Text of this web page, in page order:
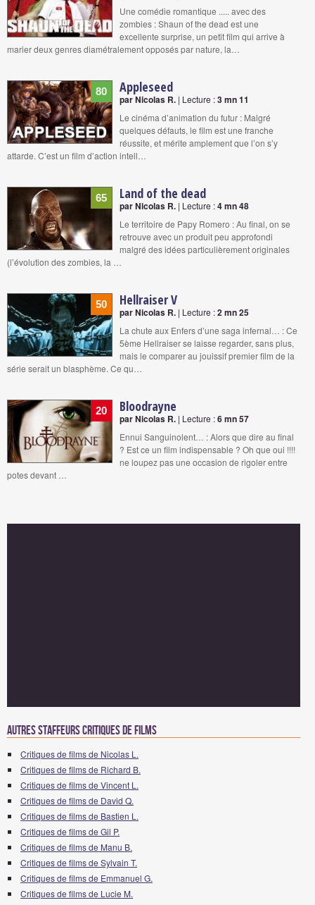
Une comédie romantique ..... avec des
zombies : Shaun of the dead est une
excellente surprise, un petit film qui arrive à
marier deux genres diamétralement opposés par nature, la…
80 Appleseed
par Nicolas R. | Lecture :3 mn 11
Le cinéma d’animation du futur : Malgré
quelques défauts, le film est une franche
réussite, et mérite amplement que l’on s’y
attarde. C’est un film d’action intell…
65 Land of the dead
par Nicolas R. | Lecture :4 mn 48
Le territoire de Papy Romero : Au final, on se
retrouve avec un produit peu approfondi
malgré des idées particulièrement originales
(l’évolution des zombies, la …
50 Hellraiser V
par Nicolas R. | Lecture :2 mn 25
La chute aux Enfers d’une saga infernal… : Ce
5ème Hellraiser se laisse regarder, sans plus,
mais le comparer au jouissif premier film de la
série serait un blasphème. Ce qu…
20 Bloodrayne
par Nicolas R. | Lecture :6 mn 57
Ennui Sanguinolent… : Alors que dire au final
? Est ce un film indispensable ? Oh que oui !!!!
ne loupez pas une occasion de rigoler entre
potes devant …
Autres staffeurs critiques de Films
Critiques de films de Nicolas L.
Critiques de films de Richard B.
Critiques de films de Vincent L.
Critiques de films de David Q.
Critiques de films de Bastien L.
Critiques de films de Gil P.
Critiques de films de Manu B.
Critiques de films de Sylvain T.
Critiques de films de Emmanuel G.
Critiques de films de Lucie M.